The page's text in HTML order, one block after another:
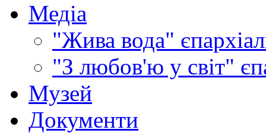
Медіа
"Жива вода"
"З любов'ю у світ"
Музей
Документи